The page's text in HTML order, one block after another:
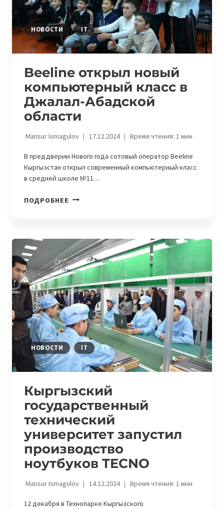
ПРЕСТИЖНУЮ
ПРЕМИЮ
НОВОСТИ IT
Beeline открыл новый
компьютерный класс в
Джалал-Абадской
области
Mansur Ismagulov 17.12.2024 Время чтения: 1мин
В преддверии Нового года сотовый оператор Beeline
Кыргызстан открыл современный компьютерный класс
в средней школе №11…
ПОДРОБНЕЕ BEELINE
КЛАСС
В
ДЖАЛАЛ-
АБАДСКОЙ
ОБЛАСТИ
НОВОСТИ IT
Кыргызский
государственный
технический
университет запустил
производство
ноутбуков TECNO
Mansur Ismagulov 14.12.2024 Время чтения: 1мин
12 декабря в Технопарке Кыргызского